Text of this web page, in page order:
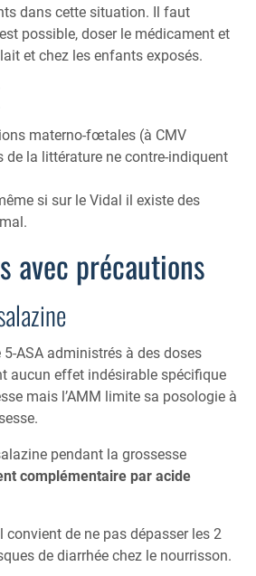
dans cette situation. Il faut
possible, doser le médicament et
et chez les enfants exposés.
materno-fœtales (à CMV
de la littérature ne contre-indiquent
si sur le Vidal il existe des
avec précautions
ASA administrés à des doses
aucun effet indésirable spécifique
mais l’AMM limite sa posologie à
pendant la grossesse
complémentaire par acide
convient de ne pas dépasser les 2
de diarrhée chez le nourrisson.